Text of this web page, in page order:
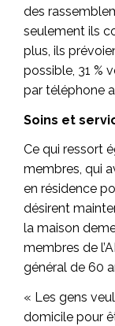
des
seulement ils
plus, ils
possible, 31 %
par téléphone
Soins et
Ce qui ressort
membres, qui
en résidence
désirent
la maison
membres de
général de 60
« Les gens
domicile pour